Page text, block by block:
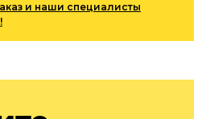
и наши специалисты